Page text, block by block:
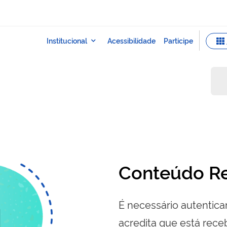
Conteúdo
É necessário
acredita que está